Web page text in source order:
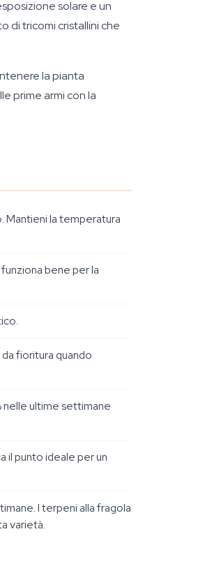
solare e un
di tricomi cristallini che
la pianta
prime armi con la
Mantieni la temperatura
bene per la
fioritura quando
nelle ultime settimane
il punto ideale per un
I terpeni alla fragola
varietà.